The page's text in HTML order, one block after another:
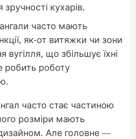
кухарів.
часто мають
як-от витяжки чи зони
вугілля, що збільшує їхні
робить роботу
часто стає частиною
розміри мають
Але головне —